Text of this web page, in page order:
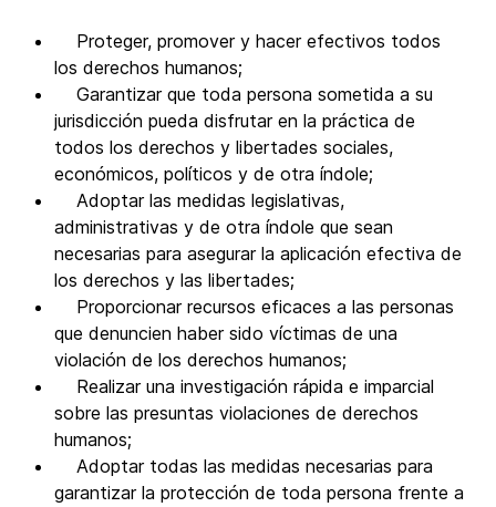
Proteger, promover y hacer efectivos todos
los derechos humanos;
Garantizar que toda persona sometida a su
jurisdicción pueda disfrutar en la práctica de
todos los derechos y libertades sociales,
económicos, políticos y de otra índole;
Adoptar las medidas legislativas,
administrativas y de otra índole que sean
necesarias para asegurar la aplicación efectiva de
los derechos y las libertades;
Proporcionar recursos eficaces a las personas
que denuncien haber sido víctimas de una
violación de los derechos humanos;
Realizar una investigación rápida e imparcial
sobre las presuntas violaciones de derechos
humanos;
Adoptar todas las medidas necesarias para
garantizar la protección de toda persona frente a